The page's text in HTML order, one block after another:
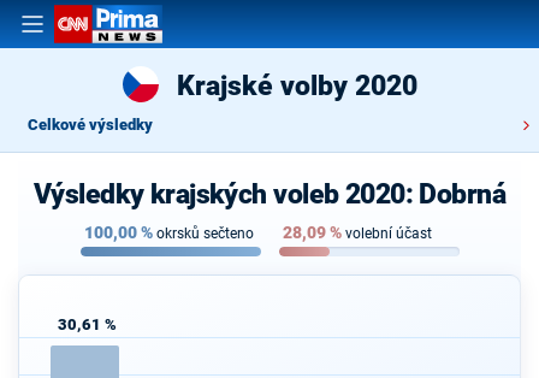
Krajské volby 2020
Celkové výsledky
Výsledky krajských voleb 2020: Dobrná
100,00% okrsků sečteno 28,09% volební účast
30,61 %